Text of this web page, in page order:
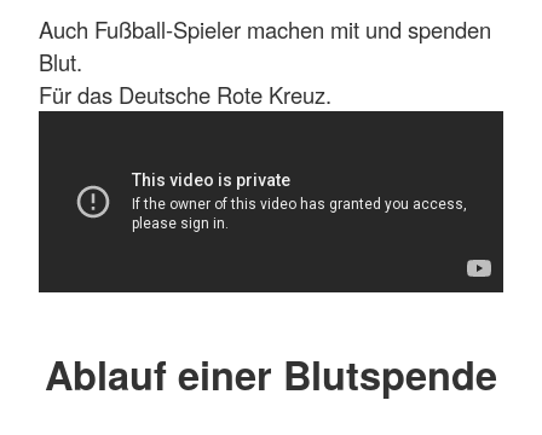
Auch Fußball-Spieler machen mit und spenden
Blut.
Für das Deutsche Rote Kreuz.
Ablauf einer Blutspende